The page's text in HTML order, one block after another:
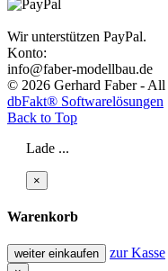
Wir unterstützen PayPal.
Konto:
info@faber-modellbau.de
© 2026 Gerhard Faber -
dbFakt® Softwarelösungen
Back to Top
Lade ...
×
Warenkorb
weiter einkaufen zur Kasse